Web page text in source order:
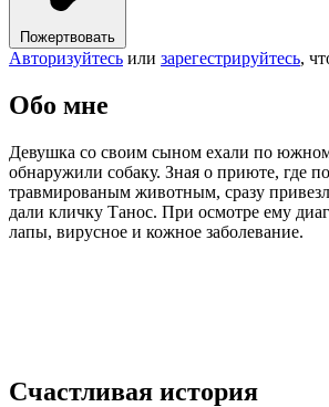
Пожертвовать
Авторизуйтесь или зарегестрируйтесь,
Обо мне
Девушка со своим сыном ехали по
обнаружили собаку. Зная о приюте, где
травмированым животным, сразу
дали кличку Танос. При осмотре ему
лапы, вирусное и кожное заболевание.
Счастливая история